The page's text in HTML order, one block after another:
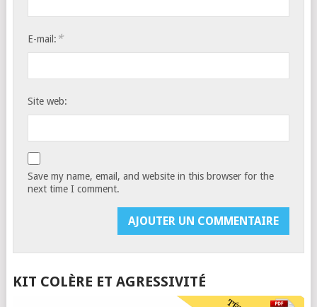
E-mail: *
Site web:
Save my name, email, and website in this browser for the
next time I comment.
KIT COLÈRE ET AGRESSIVITÉ